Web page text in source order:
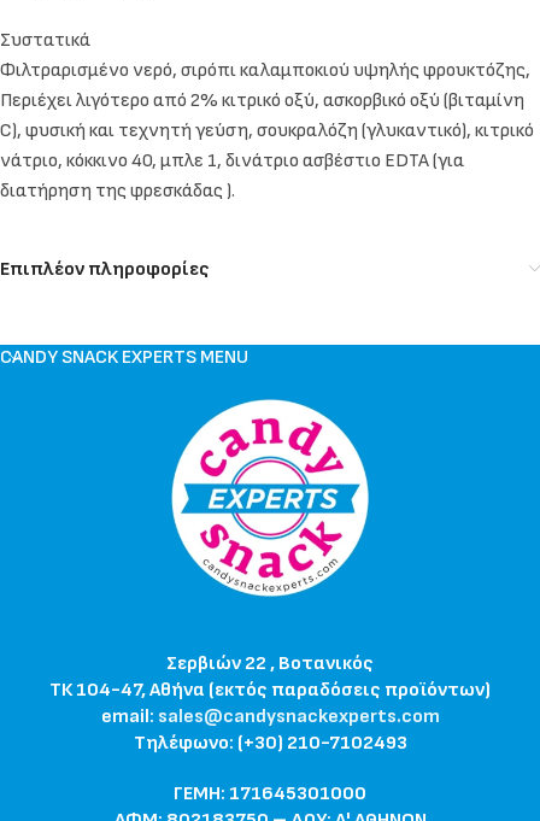
Συστατικά
Φιλτραρισμένο νερό, σιρόπι καλαμποκιού υψηλής φρουκτόζης,
Περιέχει λιγότερο από 2% κιτρικό οξύ, ασκορβικό οξύ (βιταμίνη
C), φυσική και τεχνητή γεύση, σουκραλόζη (γλυκαντικό), κιτρικό
νάτριο, κόκκινο 40, μπλε 1, δινάτριο ασβέστιο EDTA (για
διατήρηση της φρεσκάδας ).
Επιπλέον πληροφορίες
CANDY SNACK EXPERTS MENU
Σερβιών 22 , Βοτανικός
ΤΚ 104-47, Αθήνα (εκτός παραδόσεις προϊόντων)
email: sales@candysnackexperts.com
Τηλέφωνο: (+30) 210-7102493
ΓΕΜΗ: 171645301000